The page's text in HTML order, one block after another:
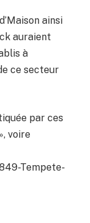
ainsi
auraient
à
ce secteur
par ces
voire
Tempete-